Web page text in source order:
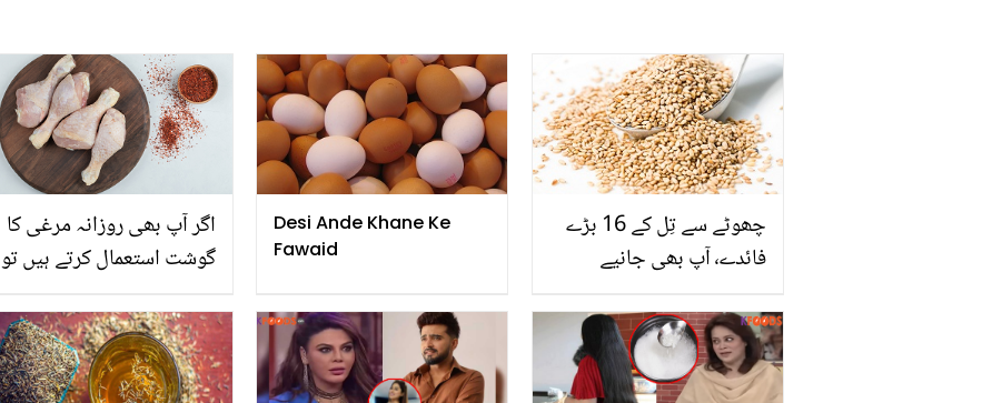
اگر آپ بھی روزانہ مرغی کا
گوشت استعمال کرتے ہیں تو
گوشت استعمال کرنے کہ 4
بڑے نقصانات
Desi Ande Khane Ke
Fawaid
چھوٹے سے تِل کے 16 بڑے
فائدے٬ آپ بھی جانیے